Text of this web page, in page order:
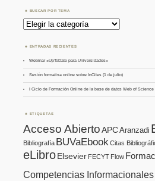
BUSCAR POR TEMA
Buscar
por
Tema
ENTRADAS RECIENTES
Webinar «UpToDate para Universidades»
Sesión formativa online sobre InCites (1 de julio)
I Ciclo de Formación Online de la base de datos Web of Science
ETIQUETAS
Acceso AbiertoAPCAranzadi
Bibliografía BUVaEbook Citas
eLibroElsevier FECYT Flow
Competencias Informacionales